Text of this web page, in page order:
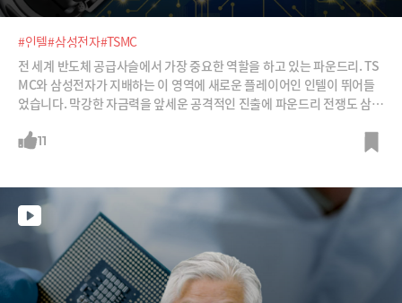
#인텔#삼성전자#TSMC
전 세계 반도체 공급사슬에서 가장 중요한 역할을 하고 있는 파운드리. TS
MC와 삼성전자가 지배하는 이 영역에 새로운 플레이어인 인텔이 뛰어들
었습니다. 막강한 자금력을 앞세운 공격적인 진출에 파운드리 전쟁도 삼국
로 보이는데요. 바로 세 기업 모두 2나노미터 공정 돌입을 목표한 해이죠.
11